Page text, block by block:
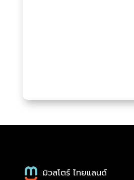
มิวสโตร์ ไทยแลนด์